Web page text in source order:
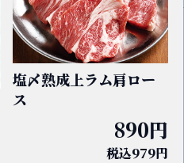
塩〆熟成上ラム肩ロー
ス
890円
税込979円